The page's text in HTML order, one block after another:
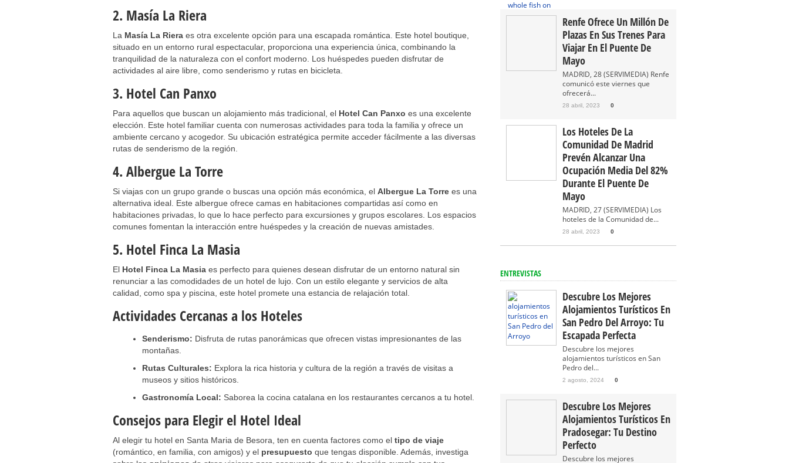
2. Masía La Riera
La Masía La Riera es otra excelente opción para una escapada romántica. Este hotel boutique,
situado en un entorno rural espectacular, proporciona una experiencia única, combinando la
tranquilidad de la naturaleza con el confort moderno. Los huéspedes pueden disfrutar de
actividades al aire libre, como senderismo y rutas en bicicleta.
3. Hotel Can Panxo
Para aquellos que buscan un alojamiento más tradicional, el Hotel Can Panxo es una excelente
elección. Este hotel familiar cuenta con numerosas actividades para toda la familia y ofrece un
ambiente cercano y acogedor. Su ubicación estratégica permite acceder fácilmente a las diversas
rutas de senderismo de la región.
4. Albergue La Torre
Si viajas con un grupo grande o buscas una opción más económica, el Albergue La Torre es una
alternativa ideal. Este albergue ofrece camas en habitaciones compartidas así como en
habitaciones privadas, lo que lo hace perfecto para excursiones y grupos escolares. Los espacios
comunes fomentan la interacción entre huéspedes y la creación de nuevas amistades.
5. Hotel Finca La Masia
El Hotel Finca La Masia es perfecto para quienes desean disfrutar de un entorno natural sin
renunciar a las comodidades de un hotel de lujo. Con un estilo elegante y servicios de alta
calidad, como spa y piscina, este hotel promete una estancia de relajación total.
Actividades Cercanas a los Hoteles
Senderismo: Disfruta de rutas panorámicas que ofrecen vistas impresionantes de las
montañas.
Rutas Culturales: Explora la rica historia y cultura de la región a través de visitas a
museos y sitios históricos.
Gastronomía Local: Saborea la cocina catalana en los restaurantes cercanos a tu hotel.
Consejos para Elegir el Hotel Ideal
Al elegir tu hotel en Santa Maria de Besora, ten en cuenta factores como el tipo de viaje
(romántico, en familia, con amigos) y el presupuesto que tengas disponible. Además, investiga
Renfe Ofrece Un Millón De
Plazas En Sus Trenes Para
Viajar En El Puente De
Mayo
MADRID, 28 (SERVIMEDIA) Renfe
comunicó este viernes que
ofrecerá...
28 abril, 2023 0
Los Hoteles De La
Comunidad De Madrid
Prevén Alcanzar Una
Ocupación Media Del 82%
Durante El Puente De
Mayo
MADRID, 27 (SERVIMEDIA) Los
hoteles de la Comunidad de...
28 abril, 2023 0
ENTREVISTAS
Descubre Los Mejores
Alojamientos Turísticos En
San Pedro Del Arroyo: Tu
Escapada Perfecta
Descubre los mejores
alojamientos turísticos en San
Pedro del...
2 agosto, 2024 0
Descubre Los Mejores
Alojamientos Turísticos En
Pradosegar: Tu Destino
Perfecto
Descubre los mejores